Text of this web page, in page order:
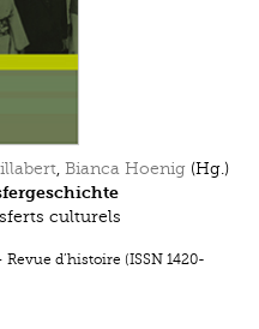
, Bianca Hoenig (Hg.)
culturels
d’histoire (ISSN 1420-